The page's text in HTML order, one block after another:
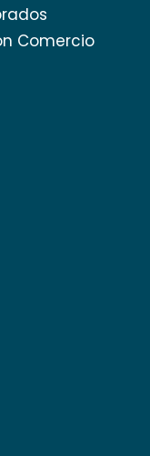
Comercio